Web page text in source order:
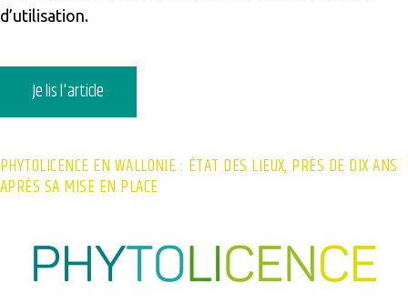
d’utilisation.
Je lis l'article
PHYTOLICENCE EN WALLONIE : ÉTAT DES LIEUX, PRÈS DE DIX ANS
APRÈS SA MISE EN PLACE